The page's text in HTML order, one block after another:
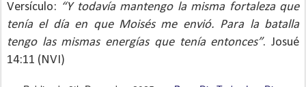
Versículo: “Y todavía mantengo la misma fortaleza que
tenía el día en que Moisés me envió. Para la batalla
tengo las mismas energías que tenía entonces”.Josué
14:11 (NVI)